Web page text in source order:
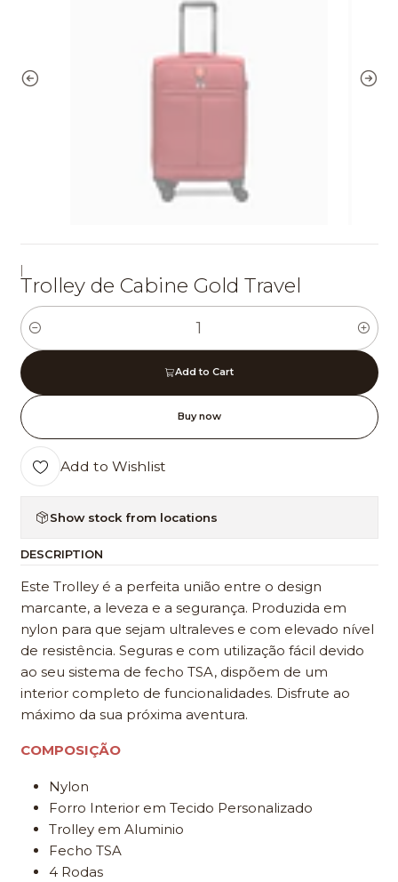
|
Trolley de Cabine Gold Travel
Quantity
Add to Cart
Buy now
Add to Wishlist
Show stock from locations
DESCRIPTION
Este Trolley é a perfeita união entre o design
marcante, a leveza e a segurança. Produzida em
nylon para que sejam ultraleves e com elevado nível
de resistência. Seguras e com utilização fácil devido
ao seu sistema de fecho TSA, dispõem de um
interior completo de funcionalidades. Disfrute ao
máximo da sua próxima aventura.
COMPOSIÇÃO
Nylon
Forro Interior em Tecido Personalizado
Trolley em Aluminio
Fecho TSA
4 Rodas